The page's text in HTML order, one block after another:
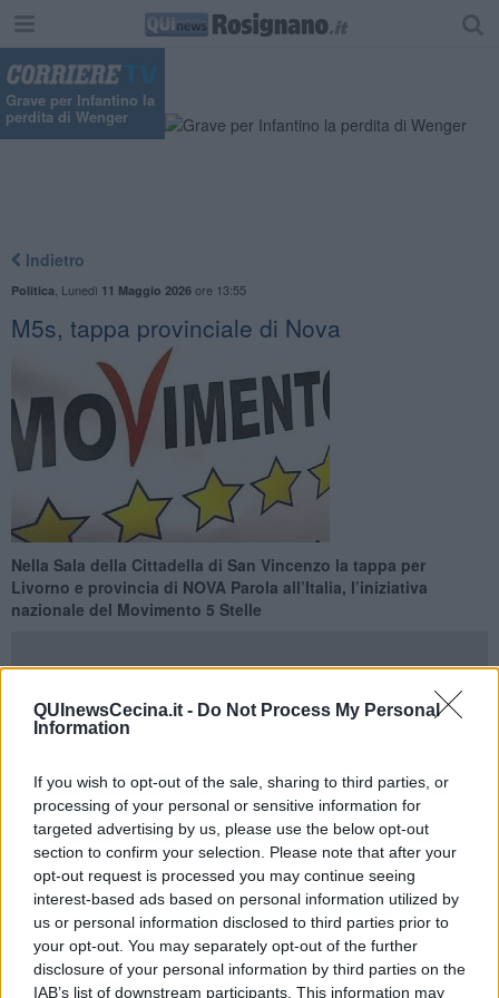
QUInewsCecina.it - Do Not Process My Personal
Information
If you wish to opt-out of the sale, sharing to third parties, or
processing of your personal or sensitive information for
targeted advertising by us, please use the below opt-out
section to confirm your selection. Please note that after your
opt-out request is processed you may continue seeing
interest-based ads based on personal information utilized by
us or personal information disclosed to third parties prior to
your opt-out. You may separately opt-out of the further
disclosure of your personal information by third parties on the
IAB’s list of downstream participants. This information may
Grave per Infantino la
perdita di Wenger
Indietro
Politica Lunedì 11 Maggio 2026ore 13:55
M5s, tappa provinciale di Nova
Nella Sala della Cittadella di San Vincenzo la tappa per
Livorno e provincia di NOVA Parola all’Italia, l’iniziativa
nazionale del Movimento 5 Stelle
della Cittadella in via Pertini 22 a San Vincenzo ospiterà la
per Livorno e provincia di NOVA Parola all’Italia, l’iniziativa
nazionale del Movimento 5 Stelle che nel weekend aprirà oltre 100
spazi di confronto democratico in tutta Italia.
L’evento locale è coordinato da Daniele Esposito e dal suo team,
con l’obiettivo di portare sul territorio un metodo nuovo di
partecipazione: l’Open Space Technology. ovvero niente palco,
niente colori politici, niente spettatori, solo cittadini che costruiscono
proposte concrete partendo da una domanda decisiva: "Cosa
dovrebbe fare il governo nei prossimi cinque anni per migliorare